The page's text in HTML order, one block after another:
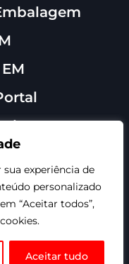
experiência de
personalizado
“Aceitar todos”,
Aceitar tudo
os